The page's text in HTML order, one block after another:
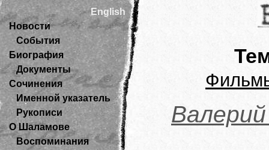
English
Новости
События
Биография
Документы
Сочинения
Именной указатель
Рукописи
О Шаламове
Воспоминания